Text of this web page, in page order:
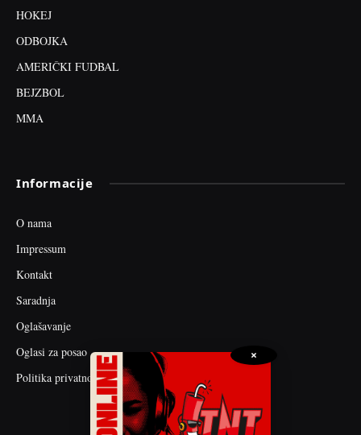
HOKEJ
ODBOJKA
AMERIČKI FUDBAL
BEJZBOL
MMA
Informacije
O nama
Impressum
Kontakt
Saradnja
Oglašavanje
Oglasi za posao
Politika privatnosti
×